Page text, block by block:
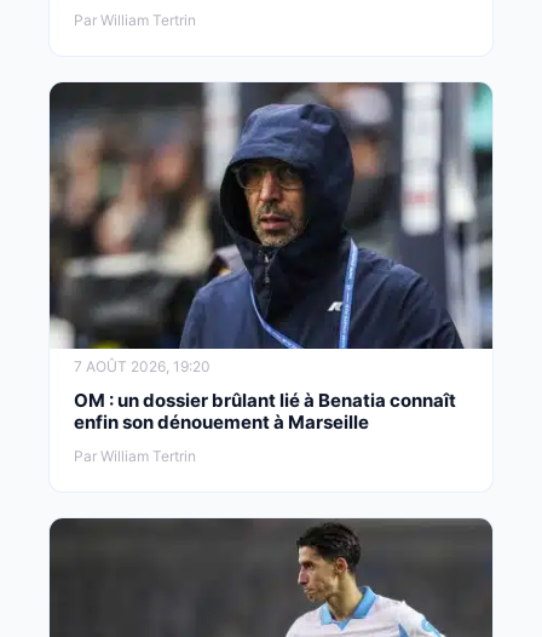
Par William Tertrin
7 AOÛT 2026, 19:20
OM : un dossier brûlant lié à Benatia connaît
enfin son dénouement à Marseille
Par William Tertrin